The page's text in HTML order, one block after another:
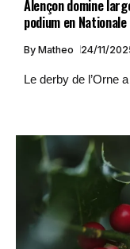
Alençon domine
podium en Nationale
By Matheo 24/11/
Le derby de l’Orne